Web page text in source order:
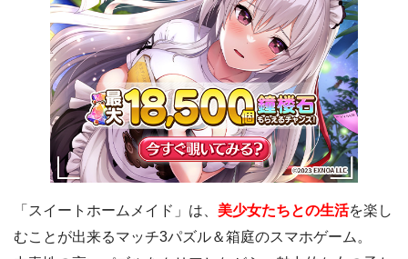
「スイートホームメイド」は、 美少女たちとの生活を楽し
むことが出来るマッチ3パズル＆箱庭のスマホゲーム。